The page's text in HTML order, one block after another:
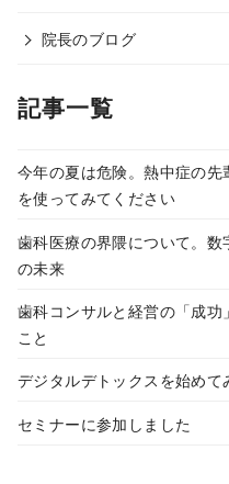
院長のブログ
記事一覧
今年の夏は危険。熱中症の
を使ってみてください
歯科医療の界隈について。
の未来
歯科コンサルと経営の「成
こと
デジタルデトックスを始めて
セミナーに参加しました